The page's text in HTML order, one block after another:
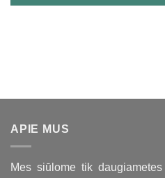
APIE MUS
Mes siūlome tik